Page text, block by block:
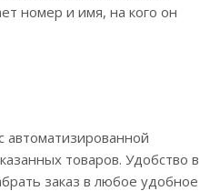
номер и имя, на кого он
автоматизированной
товаров. Удобство в
заказ в любое удобное